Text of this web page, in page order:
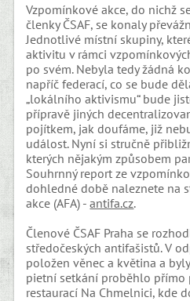
Vzpomínkové akce, do nichž
členky ČSAF, se konaly
Jednotlivé místní skupiny,
aktivitu v rámci
po svém. Nebyla tedy žádná
napříč federací, co se bude
„lokálního aktivismu“ bude
přípravě jiných
pojítkem, jak doufáme, již
událost. Nyní si stručně
kterých nějakým způsobem
Souhrnný report ze
dohledné době naleznete na
akce (AFA) -antifa.cz.
Členové ČSAF Praha se
středočeských antifašistů. V
položen věnec a květina a
pietní setkání proběhlo přímo
restaurací Na Chmelnici, kde